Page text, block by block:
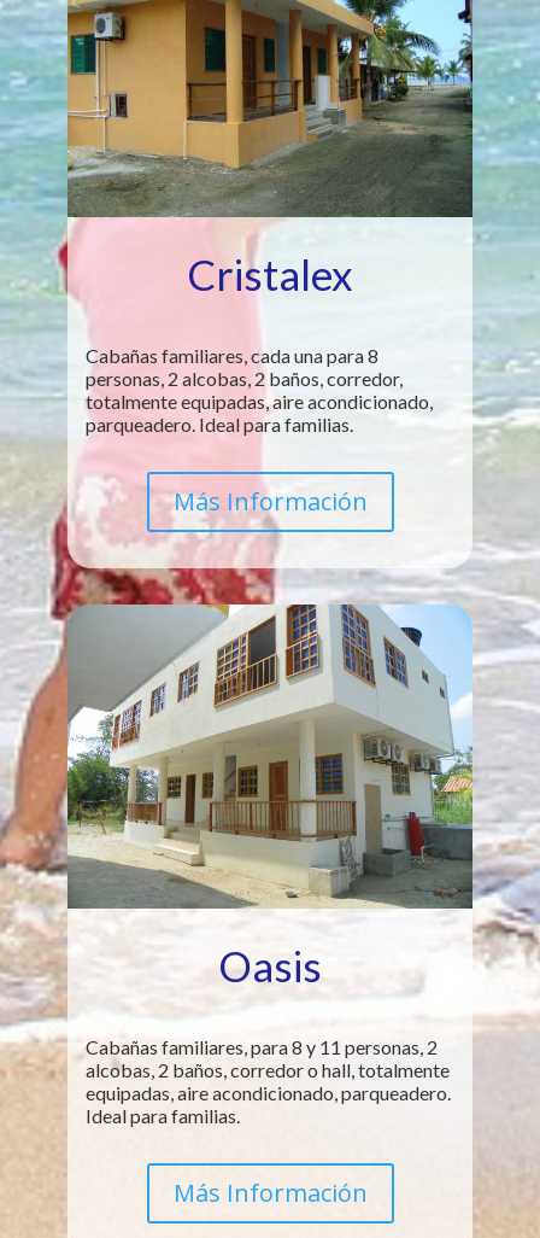
Cristalex
Cabañas familiares, cada una para 8
personas, 2 alcobas, 2 baños, corredor,
totalmente equipadas, aire acondicionado,
parqueadero. Ideal para familias.
Más Información
Oasis
Cabañas familiares, para 8 y 11 personas, 2
alcobas, 2 baños, corredor o hall, totalmente
equipadas, aire acondicionado, parqueadero.
Ideal para familias.
Más Información